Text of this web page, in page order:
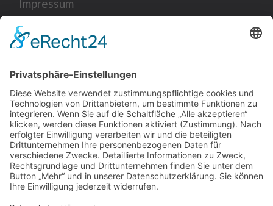
Impressum
Datenschutz
SOCIAL
KARRIERE
Über uns
Karriere